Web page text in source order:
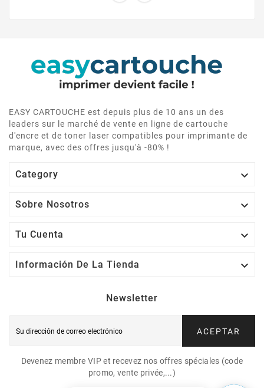
EASY CARTOUCHE est depuis plus de 10 ans un des
leaders sur le marché de vente en ligne de cartouche
d'encre et de toner laser compatibles pour imprimante de
marque, avec des offres jusqu'à -80% !
Category 
Sobre Nosotros 
Tu Cuenta 
Información De La Tienda 
Newsletter
ACEPTAR
Devenez membre VIP et recevez nos offres spéciales (code
promo, vente privée,...)